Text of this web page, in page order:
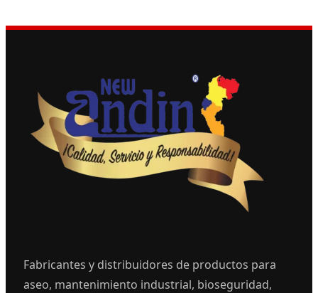
Fabricantes y distribuidores de productos para
aseo, mantenimiento industrial, bioseguridad,